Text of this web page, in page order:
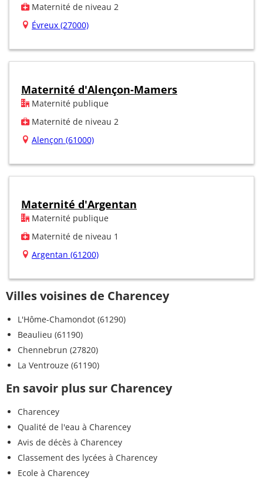
Maternité de niveau 2
Évreux (27000)
Maternité d'Alençon-Mamers
Maternité publique
Maternité de niveau 2
Alençon (61000)
Maternité d'Argentan
Maternité publique
Maternité de niveau 1
Argentan (61200)
Villes voisines de Charencey
L'Hôme-Chamondot (61290)
Beaulieu (61190)
Chennebrun (27820)
La Ventrouze (61190)
En savoir plus sur Charencey
Charencey
Qualité de l'eau à Charencey
Avis de décès à Charencey
Classement des lycées à Charencey
Ecole à Charencey